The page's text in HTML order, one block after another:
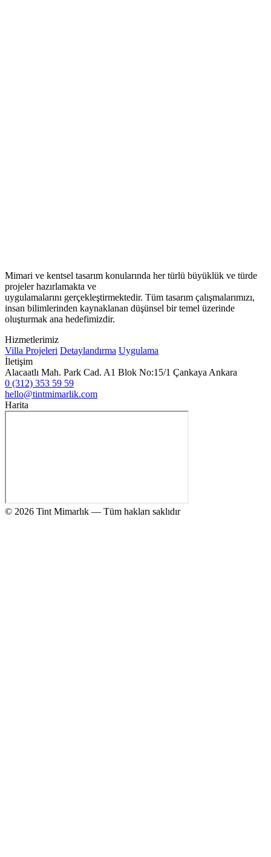
Mimari ve kentsel tasarım konularında her türlü büyüklük ve türde
projeler hazırlamakta ve
uygulamalarını gerçekleştirmektedir. Tüm tasarım çalışmalarımızı,
insan bilimlerinden kaynaklanan düşünsel bir temel üzerinde
oluşturmak ana hedefimizdir.
Hizmetlerimiz
Villa Projeleri Detaylandırma Uygulama
İletişim
Alacaatlı Mah. Park Cad. A1 Blok No:15/1 Çankaya Ankara
0 (312) 353 59 59
hello@tintmimarlik.com
Harita
© 2026 Tint Mimarlık — Tüm hakları saklıdır